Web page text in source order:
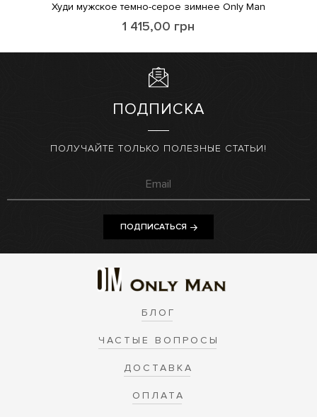
Худи мужское темно-серое зимнее Only Man
1 415,00 грн
ПОДПИСКА
ПОЛУЧАЙТЕ ТОЛЬКО ПОЛЕЗНЫЕ СТАТЬИ!
ПОДПИСАТЬСЯ
БЛОГ
ЧАСТЫЕ ВОПРОСЫ
ДОСТАВКА
ОПЛАТА